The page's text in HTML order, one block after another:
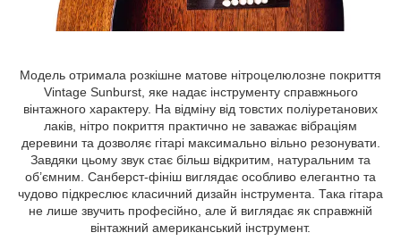
Модель отримала розкішне матове нітроцелюлозне покриття
Vintage Sunburst, яке надає інструменту справжнього
вінтажного характеру. На відміну від товстих поліуретанових
лаків, нітро покриття практично не заважає вібраціям
деревини та дозволяє гітарі максимально вільно резонувати.
Завдяки цьому звук стає більш відкритим, натуральним та
об’ємним. Санберст-фініш виглядає особливо елегантно та
чудово підкреслює класичний дизайн інструмента. Така гітара
не лише звучить професійно, але й виглядає як справжній
вінтажний американський інструмент.